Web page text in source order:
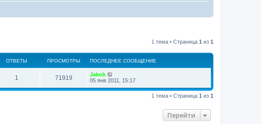
1 тема • Страница 1 из 1
ОТВЕТЫ ПРОСМОТРЫ ПОСЛЕДНЕЕ СООБЩЕНИЕ
1 71919
Jakob
05 янв 2011, 15:17
1 тема • Страница 1 из 1
Перейти